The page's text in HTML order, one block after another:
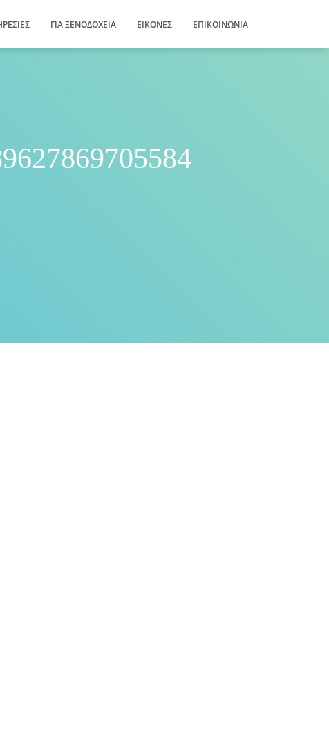
ΓΙΑ ΞΕΝΟΔΟΧΕΊΑ ΕΙΚΌΝΕΣ ΕΠΙΚΟΙΝΩΝΊΑ